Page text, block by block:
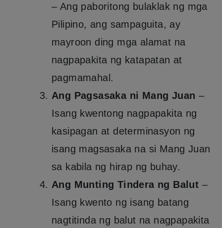
– Ang paboritong bulaklak ng mga
Pilipino, ang sampaguita, ay
mayroon ding mga alamat na
nagpapakita ng katapatan at
pagmamahal.
Ang Pagsasaka ni Mang Juan –
Isang kwentong nagpapakita ng
kasipagan at determinasyon ng
isang magsasaka na si Mang Juan
sa kabila ng hirap ng buhay.
Ang Munting Tindera ng Balut –
Isang kwento ng isang batang
nagtitinda ng balut na nagpapakita